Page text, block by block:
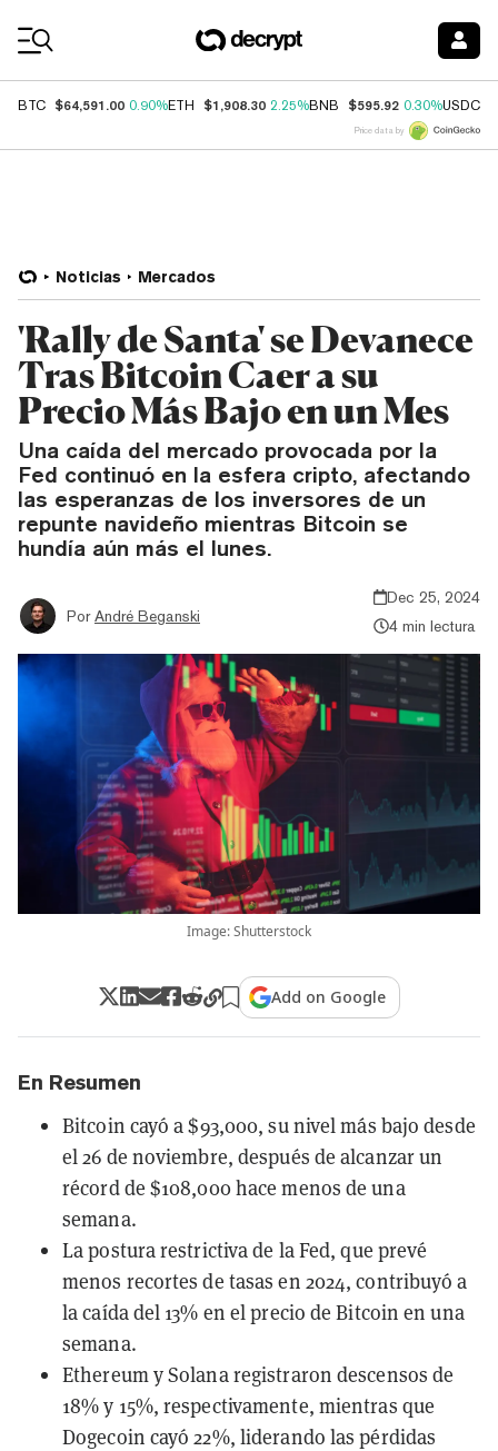
BTC $64,591.00 0.90%ETH $1,908.30 2.25%BNB $595.92 0.30%USDC
Price data by
Noticias Mercados
'Rally de Santa' se Devanece
Tras Bitcoin Caer a su
Precio Más Bajo en un Mes
Una caída del mercado provocada por la
Fed continuó en la esfera cripto, afectando
las esperanzas de los inversores de un
repunte navideño mientras Bitcoin se
hundía aún más el lunes.
Por André Beganski
Dec 25, 2024
4 min lectura
Image: Shutterstock
Add on Google
En Resumen
Bitcoin cayó a $93,000, su nivel más bajo desde
el 26 de noviembre, después de alcanzar un
récord de $108,000 hace menos de una
semana.
La postura restrictiva de la Fed, que prevé
menos recortes de tasas en 2024, contribuyó a
la caída del 13% en el precio de Bitcoin en una
semana.
Ethereum y Solana registraron descensos de
18% y 15%, respectivamente, mientras que
Dogecoin cayó 22%, liderando las pérdidas